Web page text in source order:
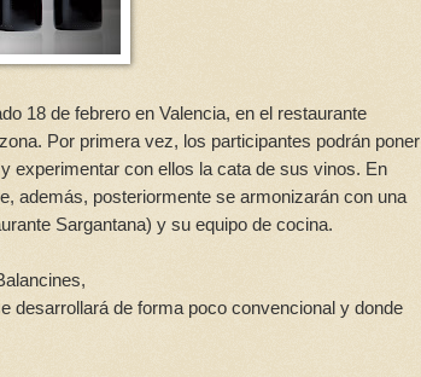
18 de febrero en Valencia, en el restaurante
Por primera vez, los participantes podrán poner
experimentar con ellos la cata de sus vinos. En
además, posteriormente se armonizarán con una
Sargantana) y su equipo de cocina.
desarrollará de forma poco convencional y donde